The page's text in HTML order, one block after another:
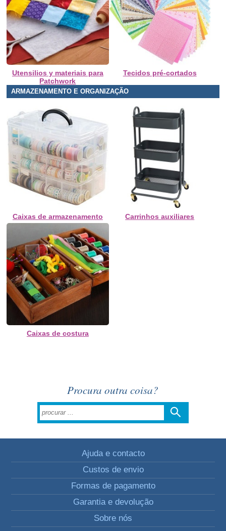
Utensilios y materiais para
Patchwork
Tecidos pré-cortados
ARMAZENAMENTO E ORGANIZAÇÃO
Caixas de armazenamento Carrinhos auxiliares
Caixas de costura
Procura outra coisa?
Ajuda e contacto
Custos de envio
Formas de pagamento
Garantia e devolução
Sobre nós